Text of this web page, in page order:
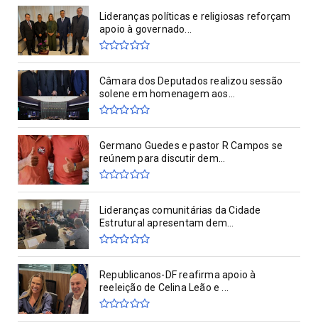
Lideranças políticas e religiosas reforçam
apoio à governado...
Câmara dos Deputados realizou sessão
solene em homenagem aos...
Germano Guedes e pastor R Campos se
reúnem para discutir dem...
Lideranças comunitárias da Cidade
Estrutural apresentam dem...
Republicanos-DF reafirma apoio à
reeleição de Celina Leão e ...